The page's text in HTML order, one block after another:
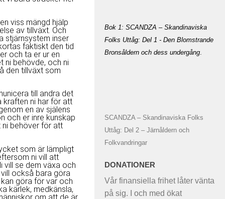
viss mängd hjälp
av tillväxt. Och
stjärnsystem inser
faktiskt den tid
och ta er ur en
ni behövde, och ni
den tillväxt som
till andra det
kraften ni har för att
en av själens
och er inre kunskap
ni behöver för att
som är lämpligt
ni vill att
vill se dem växa och
också bara göra
göra för var och
kärlek, medkänsla,
Bok 1: SCANDZA – Skandinaviska
Folks Uttåg: Del 1 - Den Blomstrande
Bronsåldern och dess undergång.
SCANDZA – Skandinaviska Folks
Uttåg: Del 2 – Järnåldern och
Folkvandringar
DONATIONER
Vår finansiella frihet låter vänta
på sig. I och med ökat